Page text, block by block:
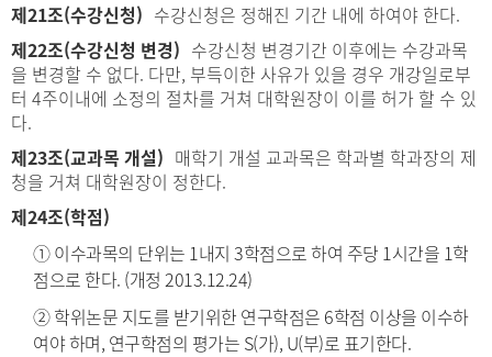
제21조(수강신청) 수강신청은 정해진 기간 내에 하여야 한다.
제22조(수강신청 변경) 수강신청 변경기간 이후에는 수강과목
을 변경할 수 없다. 다만, 부득이한 사유가 있을 경우 개강일로부
터 4주이내에 소정의 절차를 거쳐 대학원장이 이를 허가 할 수 있
다.
제23조(교과목 개설) 매학기 개설 교과목은 학과별 학과장의 제
청을 거쳐 대학원장이 정한다.
제24조(학점)
① 이수과목의 단위는 1내지 3학점으로 하여 주당 1시간을 1학
점으로 한다. (개정 2013.12.24)
② 학위논문 지도를 받기위한 연구학점은 6학점 이상을 이수하
여야 하며, 연구학점의 평가는 S(가), U(부)로 표기한다.